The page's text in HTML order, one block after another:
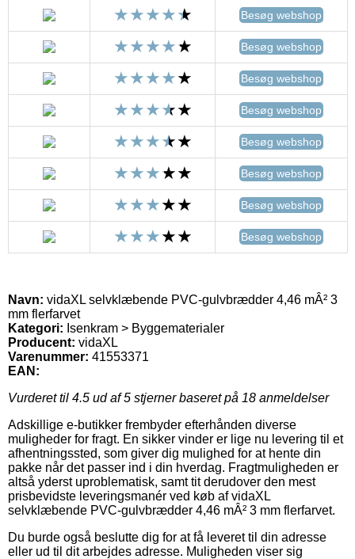
Besøg webshop
Besøg webshop
Besøg webshop
Besøg webshop
Besøg webshop
Besøg webshop
Besøg webshop
Besøg webshop
Navn: vidaXL selvklæbende PVC-gulvbrædder 4,46 mÂ² 3
mm flerfarvet
Kategori: Isenkram > Byggematerialer
Producent: vidaXL
Varenummer: 41553371
EAN:
Vurderet til 4.5 ud af 5 stjerner baseret på 18 anmeldelser
Adskillige e-butikker frembyder efterhånden diverse
muligheder for fragt. En sikker vinder er lige nu levering til et
afhentningssted, som giver dig mulighed for at hente din
pakke når det passer ind i din hverdag. Fragtmuligheden er
altså yderst uproblematisk, samt tit derudover den mest
prisbevidste leveringsmanér ved køb af vidaXL
selvklæbende PVC-gulvbrædder 4,46 mÂ² 3 mm flerfarvet.
Du burde også beslutte dig for at få leveret til din adresse
eller ud til dit arbejdes adresse. Muligheden viser sig